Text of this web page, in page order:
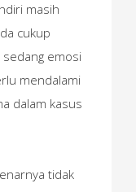
masih
cukup
emosi
mendalami
dalam kasus
tidak